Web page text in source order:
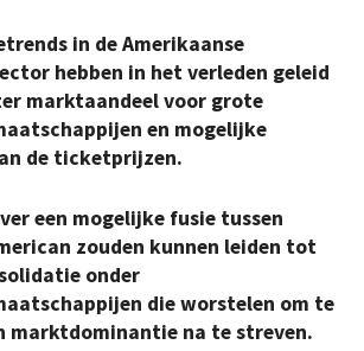
in de Amerikaanse
hebben in het verleden geleid
marktaandeel voor grote
en mogelijke
de ticketprijzen.
een mogelijke fusie tussen
zouden kunnen leiden tot
onder
die worstelen om te
marktdominantie na te streven.